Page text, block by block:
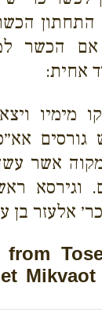
התחתון
הכשר
אחית:
מימיו
גורסים
אשר
וגירסא
אלעזר בן
from